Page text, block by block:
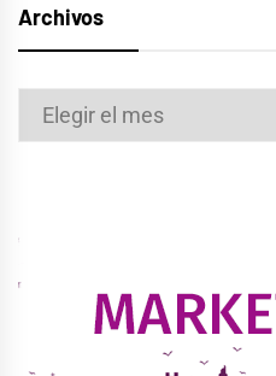
Archivos
Archivos